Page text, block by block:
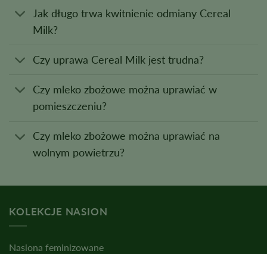
Jak długo trwa kwitnienie odmiany Cereal
Milk?
Czy uprawa Cereal Milk jest trudna?
Czy mleko zbożowe można uprawiać w
pomieszczeniu?
Czy mleko zbożowe można uprawiać na
wolnym powietrzu?
KOLEKCJE NASION
Nasiona feminizowane